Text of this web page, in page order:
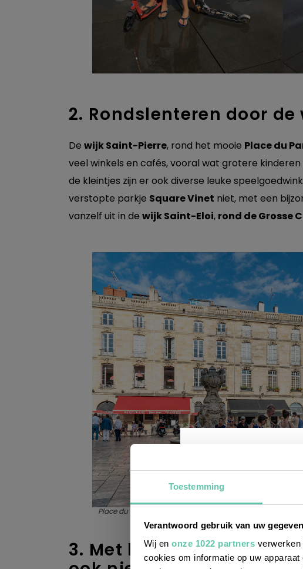
Toestemming
Verantwoord gebruik van uw
Wij en onze 1022 partners verwerken
cookies om informatie op uw
2. Rondslenteren door
De wijk Saint-Pierre, rond het mooie Place du
veel winkels en cafés, vooral wat grotere
de kleintjes zijn er ook diverse leuke
verstopte parkje Square Vinet niet, met een
vanzelf uit in de wijk Saint-Eloi, rond de Grosse
Place du Parlement
3. Met het
leuke
aan